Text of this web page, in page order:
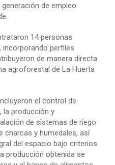
de empleo
14 personas
incorporando perfiles
de manera directa
agroforestal de La Huerta
el control de
la producción y
de sistemas de riego
charcas y humedales, así
del espacio bajo criterios
producción obtenida se